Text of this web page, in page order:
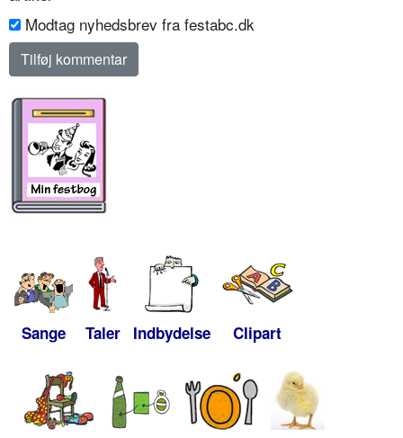
Modtag nyhedsbrev fra festabc.dk
Sange Taler Indbydelse Clipart